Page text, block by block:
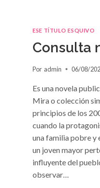
ESE TÍTULO ESQUIVO
Consulta
Por admin 06/08/
Es una novela
Mira o colección
principios de los
cuando la
una familia pobre y
un joven mayor
influyente del
observar…